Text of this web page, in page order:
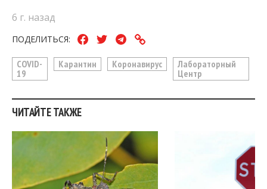
6 г. назад
ПОДЕЛИТЬСЯ:
COVID-
19
Карантин Коронавирус
Лабораторный
Центр
ЧИТАЙТЕ ТАКЖЕ